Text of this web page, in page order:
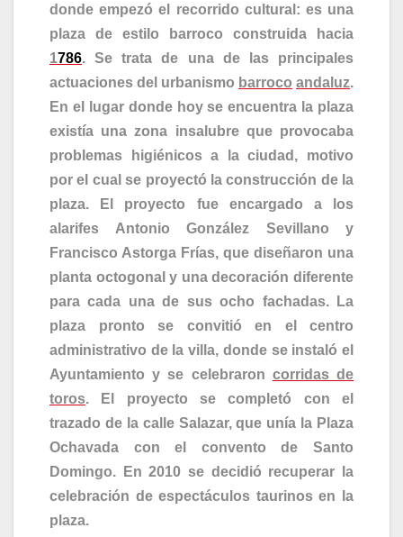
donde empezó el recorrido cultural: es una
plaza de estilo barroco construida hacia
1786. Se trata de una de las principales
actuaciones del urbanismo barroco andaluz.
En el lugar donde hoy se encuentra la plaza
existía una zona insalubre que provocaba
problemas higiénicos a la ciudad, motivo
por el cual se proyectó la construcción de la
plaza. El proyecto fue encargado a los
alarifes Antonio González Sevillano y
Francisco Astorga Frías, que diseñaron una
planta octogonal y una decoración diferente
para cada una de sus ocho fachadas. La
plaza pronto se convitió en el centro
administrativo de la villa, donde se instaló el
Ayuntamiento y se celebraron corridas de
toros. El proyecto se completó con el
trazado de la calle Salazar, que unía la Plaza
Ochavada con el convento de Santo
Domingo. En 2010 se decidió recuperar la
celebración de espectáculos taurinos en la
plaza.